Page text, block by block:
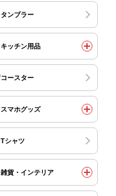
タンブラー
キッチン用品
コースター
スマホグッズ
Tシャツ
雑貨・インテリア